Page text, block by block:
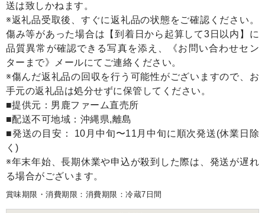
送は致しかねます。
※返礼品受取後、すぐに返礼品の状態をご確認ください。
傷み等があった場合は【到着日から起算して3日以内】に
品質異常が確認できる写真を添え、《お問い合わせセン
ターまで》メールにてご連絡ください。
※傷んだ返礼品の回収を行う可能性がございますので、お
手元の返礼品は処分せずに保管してください。
■提供元：男鹿ファーム直売所
■配送不可地域：沖縄県,離島
■発送の目安： 10月中旬〜11月中旬に順次発送(休業日除
く)
※年末年始、長期休業や申込が殺到した際は、発送が遅れ
る場合がございます。
賞味期限・消費期限：消費期限：冷蔵7日間